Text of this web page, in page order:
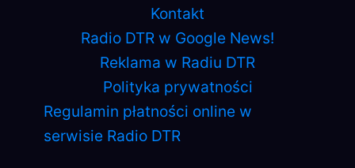
Kontakt
Radio DTR w Google News!
Reklama w Radiu DTR
Polityka prywatności
Regulamin płatności online w
serwisie Radio DTR